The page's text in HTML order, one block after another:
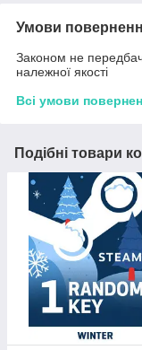
Умови
Законом не
належної якості
Всі умови
Подібні товари